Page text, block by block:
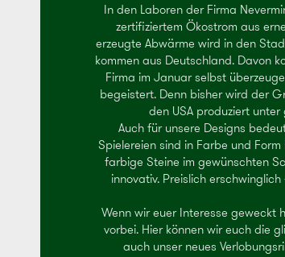
In den Laboren der Firma
zertifiziertem Ökostrom aus
erzeugte Abwärme wird in den
kommen aus Deutschland. Davon
Firma im Januar selbst
begeistert. Denn bisher wird der
den USA produziert
Auch für unsere Designs
Spielereien sind in Farbe und
farbige Steine im gewünschten
innovativ. Preislich
Wenn wir euer Interesse geweckt
vorbei. Hier können wir euch die
auch unser neues